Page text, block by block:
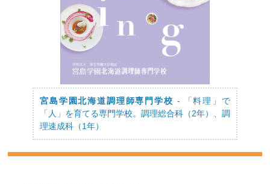
宮島学園北海道調理師専門学校 - 「料理」で
「人」を育てる専門学校。調理総合科（2年）、調
理速成科（1年）